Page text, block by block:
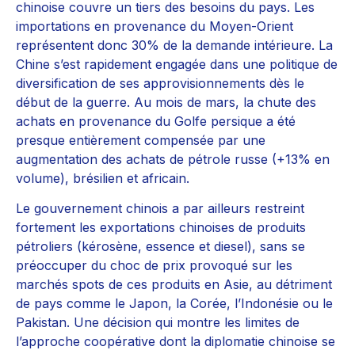
chinoise couvre un tiers des besoins du pays. Les
importations en provenance du Moyen-Orient
représentent donc 30% de la demande intérieure. La
Chine s’est rapidement engagée dans une politique de
diversification de ses approvisionnements dès le
début de la guerre. Au mois de mars, la chute des
achats en provenance du Golfe persique a été
presque entièrement compensée par une
augmentation des achats de pétrole russe (+13% en
volume), brésilien et africain.
Le gouvernement chinois a par ailleurs restreint
fortement les exportations chinoises de produits
pétroliers (kérosène, essence et diesel), sans se
préoccuper du choc de prix provoqué sur les
marchés spots de ces produits en Asie, au détriment
de pays comme le Japon, la Corée, l’Indonésie ou le
Pakistan. Une décision qui montre les limites de
l’approche coopérative dont la diplomatie chinoise se